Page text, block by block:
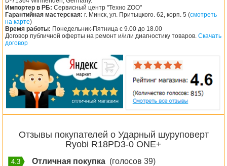
Импортер в РБ: Сервисный центр "Техно ZOO"
Гарантийная мастерская: г. Минск, ул. Притыцкого. 62, корп. 5 (смотреть
на карте)
Время работы: Понедельник-Пятница с 9.00 до 18.00
Договор публичной оферты на ремонт и/или диагностику товаров. Скачать
договор
Отзывы покупателей о Ударный шуруповерт
Ryobi R18PD3-0 ONE+
4.3 Отличная покупка (голосов 39)